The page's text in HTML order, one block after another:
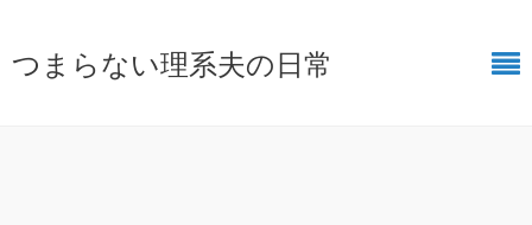
つまらない理系夫の日常